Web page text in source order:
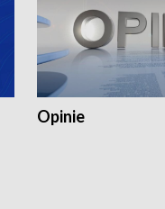
Opinie